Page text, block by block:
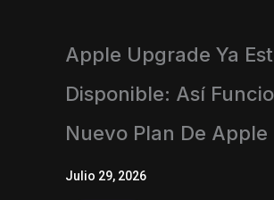
Apple Upgrade Ya
Disponible: Así
Nuevo Plan De Apple
Julio 29, 2026